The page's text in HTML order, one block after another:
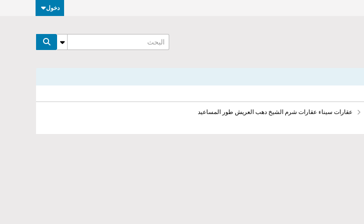
دخول
عقارات سيناء عقارات شرم الشيخ دهب العريش طور المساعيد